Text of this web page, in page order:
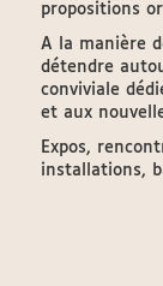
propositions
A la manière
détendre
conviviale
et aux
Expos,
installations,